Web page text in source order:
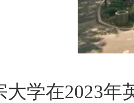
在2023年英